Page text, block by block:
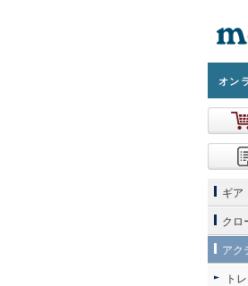
オン
ギア
クロ
アク
ト